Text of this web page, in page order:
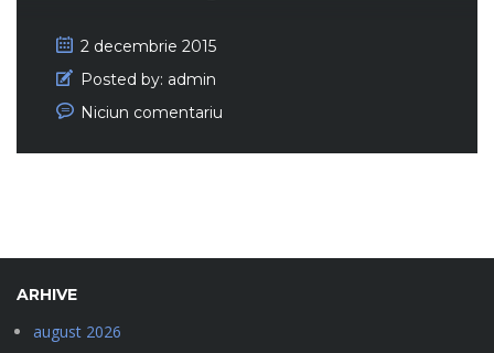
2 decembrie 2015
Posted by: admin
Niciun comentariu
ARHIVE
august 2026